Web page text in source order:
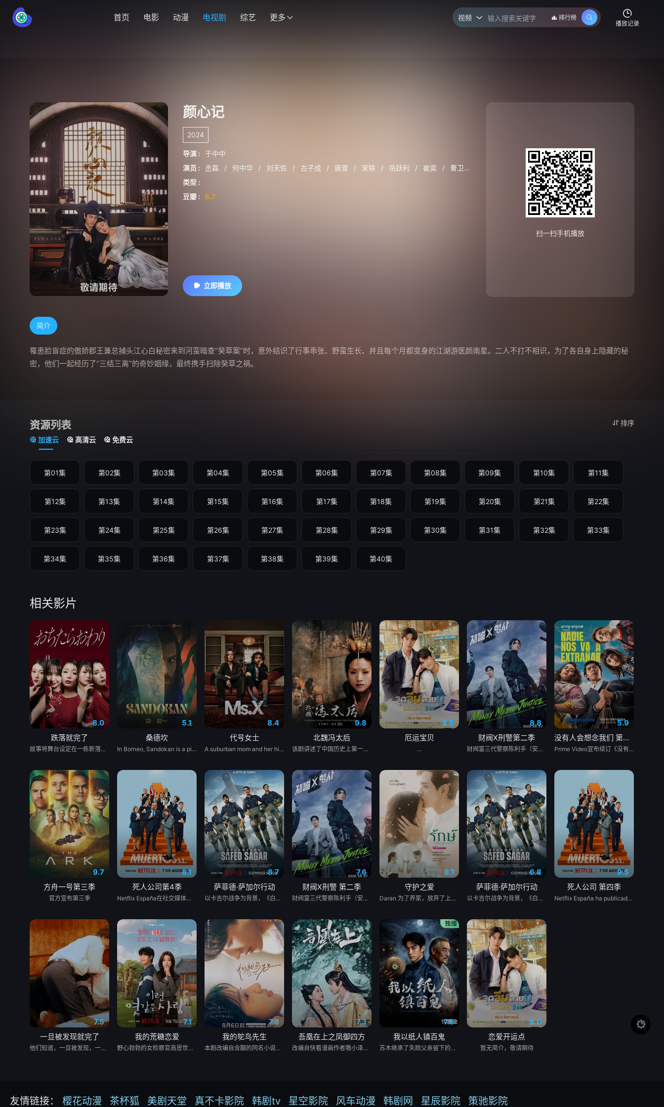
首页 电影 动漫 电视剧 综艺 更多 视频 
排行榜
播放记录
颜心记
2024
导演 :
于中中
演员 :
丞磊 / 何中华 / 刘天佐 / 古子成 / 唐曾 / 宋轶 / 岳跃利 / 崔奕 / 曹卫宇 温峥嵘 / 王一菲 / 管梓净
类型 :
豆瓣 :
6.7
立即播放
扫一扫手机播放
简介
罹患脸盲症的傲娇郡王兼总捕头江心白秘密来到河蛮暗查“癸草案”时，意外结识了行事乖张、野蛮生长、并且每个月都变身的江湖游医颜南星。二人不打不相识，为了各自身上隐藏的秘
密，他们一起经历了“三结三离”的奇妙姻缘，最终携手扫除癸草之祸。
资源列表
排序
加速云
高清云 免费云
第01集 第02集 第03集 第04集 第05集 第06集 第07集 第08集 第09集 第10集 第11集
第12集 第13集 第14集 第15集 第16集 第17集 第18集 第19集 第20集 第21集 第22集
第23集 第24集 第25集 第26集 第27集 第28集 第29集 第30集 第31集 第32集 第33集
第34集 第35集 第36集 第37集 第38集 第39集 第40集
相关影片
8.0
跌落就完了
故事将舞台设定在一栋新落成的豪华高级公寓中。主人公月岛明日海（宇垣美里 饰）本以为和丈夫、女儿搬进这里是幸福生活的开始，却没料到在公寓里与曾有宿怨的真宫孔美子（篠田麻里子 饰）狭路相逢。 孔美子表面上是无可挑剔的名媛妈妈，背地里却深藏着难以捉摸的执念与城府。随着两人再度交锋，阶层差距、生活水准以及家庭环境的不同，让妈妈们之间脆弱的关系迅速演变成一场充斥着嫉妒、不伦、背叛与复仇的激烈暗战。
5.1
桑德坎
In Borneo, Sandokan is a pirate who lives by the day: he fights only for himself and his crew. But his life changes when he meets Marianne, the beautiful daughter of the British consul in Labuan. It is the beginning of an impossible love affair between two similar souls.
8.4
代号女士
A suburban mom and her high school friend plot to frighten her unfaithful husband straight, but their scheme spirals into murder, trapping her between law enforcement, drug lords, and ruthless PTA moms.
9.8
北魏冯太后
该剧讲述了中国历史上第一位政绩卓著的女改革家——北魏冯太后充满传奇色彩的一生。 故事发生在南北朝时期，北方地区的北魏王朝正值太武帝当政。太平真君十年，太武帝颁诏，命大将军冯邈带兵征讨柔然。大臣乙浑以冯邈是降将为由极力反对，左昭仪冯姑出面力挺大将军冯邈，太武帝最终决定仍由冯邈带兵出征。冯邈战败投降，大为震怒的太武帝派乙浑诛杀冯家老小，冯姑的哥哥冯朗也被赐死，冯朗的儿子冯熙因为逃到羌族部落，性命得以保全。冯朗的女儿冯淑仪几经波折，最终以戴罪之身进入皇宫做了一个小奴婢。 少年冯淑仪聪慧机敏，后来成为了少年皇子拓跋浚的伴读。公元452年，年仅13岁的拓跋浚称帝，成为历史上的文成帝。冯淑仪被选为贵人，并最终成为母仪天下的皇后。柔然进犯北魏，文成帝提出比武选将，冯皇后借机召回躲藏在羌族部落的哥哥冯熙。在比武大会上，女扮男装、替父从军的花木兰和冯熙脱颖而出，最终冯熙被任命为先锋，他率部与柔然军队交战，大获全胜，冯家兄妹终于洗刷掉了冯家的耻辱。文成帝打算兴建云岗石窟，得到冯皇后支持的昙曜最终领命开凿佛窟。 文成帝驾崩，火祭之时，冯皇后纵身火海，幸被侍官李弈救出。在众臣的帮助下，冯太后一举铲除了阴谋篡权的乙浑。少年献文帝继位后，冯皇后被尊为冯太后，首次临朝称制。献文帝长大成人，冯太后还政于朝，开始全心教导太子拓跋宏。公元471年，5岁的孝文帝拓跋宏登基，公元476年，冯太后二次临朝称制。冯太后是一位开明的政治家，她鼓励孝文帝矢志改革，富国强兵。在冯皇后的引导和全力支持下，孝文帝颁布实施了《三长制》和《均田制》。在这些改革措施的激励下，北魏王朝国力日渐强大，经济和文化都有了空前的发展。
9.6
厄运宝贝
...
8.8
财阀X刑警第二季
财阀富三代警察陈利手（安普贤 饰）华丽回归，完美蜕变为成熟专业的刑警，继续以财力同实力展开查案历险记。新上司朱惠拉（郑恩彩 饰）空降，两个性格不合的拍挡将联手破案。
5.9
没有人会想念我们 第二季
Prime Video宣布续订《没有人会想念我们》第二季。
9.7
方舟一号第三季
官方宣布第三季
8.1
死人公司第4季
Netflix España在社交媒体上发布了一张由Laura Caballero和演员Carlos Arces Torregrosers主演的“Muertos S.L.”化妆套装中的照片，我们有好消息要告诉你们。劳拉和阿尔贝托·卡瓦列罗仍然很甜蜜，他们证实将有第四季的《死亡S.L.》，这是西班牙喜剧流派中最伟大的小说之一，在Movistar Plus+的标志下的前两季之后，于今年夏天登陆Netflix。导演本人与该系列的伟大演员兼主角卡洛斯·阿雷塞斯一起主演了这一宣布，证实托雷格罗萨殡仪馆的员工将有更多的冒险经历。
8.7
萨菲德·萨加尔行动
以卡吉尔战争为背景，《白沙行动》讲述了印度空军&quot;金色箭头&quot;第17中队的故事，他们最初的任务是执行照相侦察任务。但当他们的中队长B.S. 达诺亚的僚机飞行员、中队长阿贾伊·阿胡贾被敌人背信弃义地杀害后，他们的角色发生了转变。达诺亚决定不惜一切代价为他的死复仇。他的中队通过领导对巴基斯坦部队的攻击，在世界上任何空军都未曾飞行过的高度进行轰炸，扭转了战争的局势。同时，这也是关于这些战斗机飞行员如何在身体上、精神上和社会层面上进行转变，以付出额外的努力并实现不可能的故事。
7.6
财阀X刑警 第二季
财阀富三代警察陈利手（安普贤 饰）华丽回归，完美蜕变为成熟专业的刑警，继续以财力同实力展开查案历险记。新上司朱惠拉（郑恩彩 饰）空降，两个性格不合的拍挡将联手破案。
8.1
守护之爱
Daran 为了养家，放弃了上大学的梦想，高中毕业后便开始工作。然而，她一直难以找到稳定的工作，最终只能在一家广播电视公司担任保安。 命运弄人，她在那里重逢了高中时期深爱的前男友 Rangsiman。如今的 Rangsiman 已经成为电视台的高层主管，事业有成，并且已经与另一位女性订婚。 年轻时，两人曾深爱彼此，却因为误会和彼此隐瞒的秘密而分手。多年后再次相遇，Rangsiman 发现自己始终无法忘记 Daran。他想知道，当年她为什么突然离开自己，以及这些年她究竟经历了什么，才会走到今天这一步。 随着真相一点点揭开，两人不得不面对过去的伤痛、彼此的愧疚，以及现实中的重重阻碍，包括 Rangsiman 的婚约。
6.8
萨菲德·萨加尔行动
以卡吉尔战争为背景，《白沙行动》讲述了印度空军&quot;金色箭头&quot;第17中队的故事，他们最初的任务是执行照相侦察任务。但当他们的中队长B.S. 达诺亚的僚机飞行员、中队长阿贾伊·阿胡贾被敌人背信弃义地杀害后，他们的角色发生了转变。达诺亚决定不惜一切代价为他的死复仇。他的中队通过领导对巴基斯坦部队的攻击，在世界上任何空军都未曾飞行过的高度进行轰炸，扭转了战争的局势。同时，这也是关于这些战斗机飞行员如何在身体上、精神上和社会层面上进行转变，以付出额外的努力并实现不可能的故事。
9.5
死人公司 第四季
Netflix España ha publicado en redes sociales una foto en el set de maquillaje de &#39;Muertos S.L.&#39; protagonizada por Laura Caballero y el actor Carlos Areces Torregrosers, tenemos buenas noticias para vosotros. Laura y Alberto Caballero siguen de dulce y confirman que habrá cuarta temporada de &#39;Muertos S.L.&#39;, una de las grandes ficciones españolas en el género de la comedia, que llegó a Netflix este verano tras dos primeras temporadas bajo el sello de Movistar Plus+. La propia directora ha protagonizado el anuncio junto al gran actor y protagonista de la serie, Carlos Areces, corroborando que habrá más aventuras de los empleados de la Funeraria Torregrosa.
7.5
一旦被发现就完了
他们知道，一旦被发现，一切都会结束。 一对高中情侣努力守护他们的秘密恋情， 在嫉妒、误解和被发现的恐惧中艰难前行。 他们的爱情始于学校空无一人的体育器材室。 他们立下一个约定： 「如果有人发现我们的关系，我们就分手。」 他们相爱——却不得不隐藏。 一个关于两个少年在冲突、距离与脆弱中学会爱的动人成长故事。
7.1
我的荒糖恋爱
野心勃勃的女检察官高恩世（贺营 饰）意外失忆，住进拳击教练张泰河（丁海寅 饰）家中，对方还自称是她的男友。这段剪不断理还乱的棘手关系，能发展成一段真爱吗？
7.8
我的鸵鸟先生
本剧改编自含胭的同名小说，讲述了邻家女孩庞倩（苏晓彤 饰）与童年时因一场意外落下身体残缺的少年顾铭夕（何洛洛 饰）的成长印记与深深联结。两人在命运波折中相互救赎、彼此成长，最终通过一本漫画《我的螃蟹小姐》，揭开埋藏多年的深情。
7.3
吾凰在上之凤御四方
改编自快看漫画作者嗷小泽的独家连载漫画《吾凰在上》。 现代少女奚圆（姜贞羽 饰）因意外踏入玄机界，继而卷入虎云国内乱的漩涡，身陷重重危机，而在一次次险象环生中，奚圆的真实身份逐渐浮出水面，她体内的凤凰神力也在机缘巧合下被激发觉醒。肩负整个玄机界安危的奚圆将个人的生死抛之脑后挺身而出，勇敢地向至高的神律挑战，并最终凭借自身的聪慧与坚韧守护了玄机界的苍生。
7.6
我以纸人镇百鬼
苏木继承了失踪父亲留下的白事馆，本想低调扎纸维生，却因一具流血的新娘纸人卷入了一场跨越十年的惊天阴谋。这纸人身上，竟贴着父亲消失前的绝命符箓。为了寻找父亲，苏木手持家传罗盘，独闯古镇鬼婚宴，掌扇招魂神棍。深陷租界纸域大楼，反杀吸血资本家。最终踏入生人勿近的封门村，揭开百人活尸背后的血泪冤案。随着三块罗盘碎片合一，当年的背叛者，父亲的结拜兄弟王叔现身夺宝。王叔布下万怨噬魂阵，欲将苏木炼成杀戮傀儡。生死关头，苏木觉醒苏家至高血脉，融合父亲残魂，引九霄神雷荡平邪祟。你以为苏家扎的是纸，不，扎的是这世间的公道。从此，苏木手持罗盘，行走阴阳，开启了一段热血又诡异的捉鬼传奇。
8.0
恋爱开运点
暂无简介，敬请期待
友情链接： 樱花动漫 茶杯狐 美剧天堂 真不卡影院 韩剧tv 星空影院 风车动漫 韩剧网 星辰影院 策驰影院
